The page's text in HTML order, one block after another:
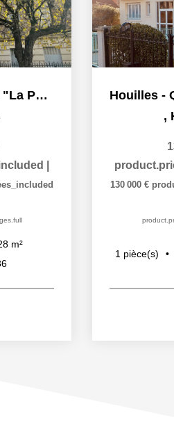
Houilles - Quartier "La Poste" - 2 pièces - 27.58 m2
m²
,
130 000 €
1 pièce(s)